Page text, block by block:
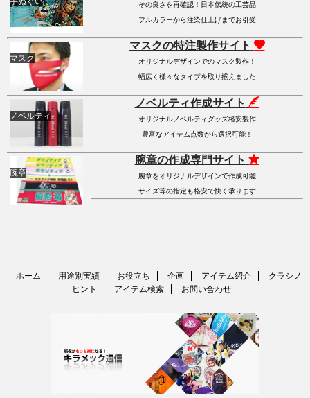
その良さを再確認！日本伝統の工芸品
フルカラーから注染仕上げまでお引受
マスク
マスクの特注製作サイト
オリジナルデザインでのマスク製作！
幅広く様々なタイプを取り揃えました
ノベルティ
ノベルティ作成サイト
オリジナルノベルティグッズ格安製作
豊富なアイテム点数から選択可能！
腕章
腕章の作成専門サイト
腕章をオリジナルデザインで作成可能
サイズ等の指定も格安で快く承ります
ホーム 用途別実績 お役立ち 企画 アイテム紹介
クラシノ
ヒント
アイテム検索 お問い合わせ